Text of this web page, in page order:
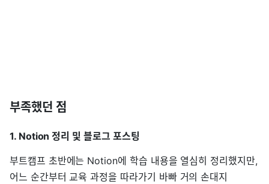
부족했던 점
1. Notion 정리 및 블로그 포스팅
부트캠프 초반에는 Notion에 학습 내용을 열심히 정리했지만,
어느 순간부터 교육 과정을 따라가기 바빠 거의 손대지